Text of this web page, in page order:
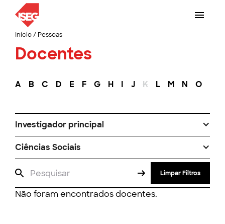
Início/ Pessoas
Docentes
A B C D E F G H I J K L M N O
Investigador principal
Ciências Sociais
Limpar Filtros
Não foram encontrados docentes.